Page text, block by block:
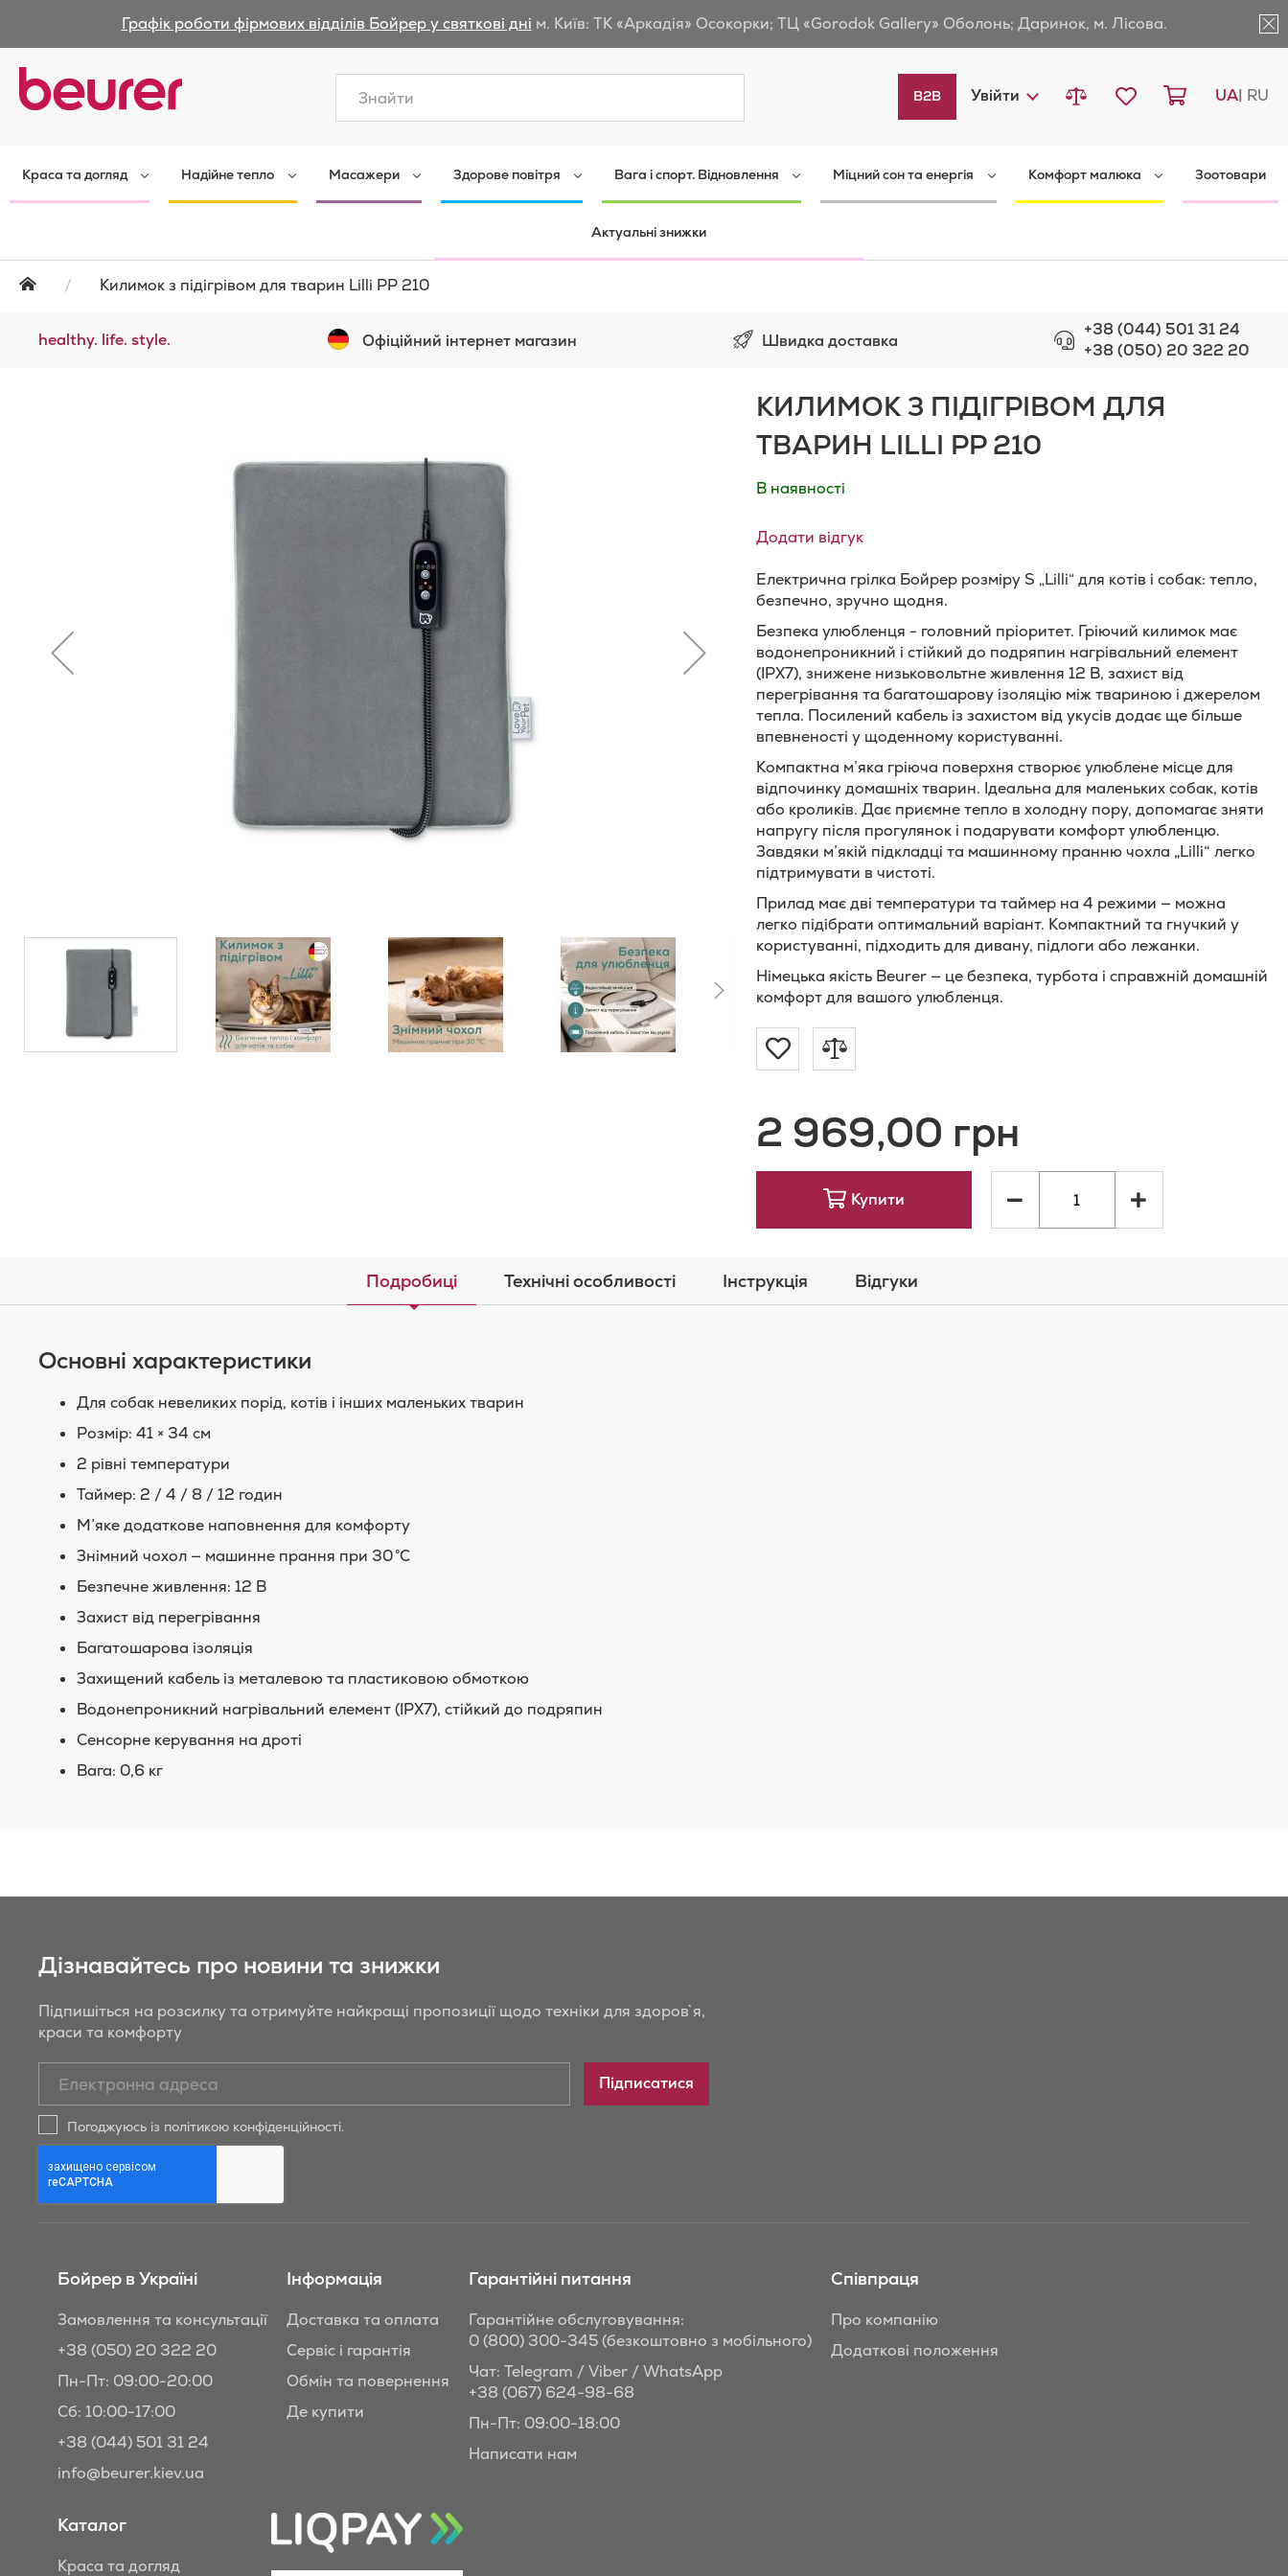
Графік роботи фірмових відділів Бойрер у святкові дні м. Київ: ТК «Аркадія» Осокорки; ТЦ «Gorodok Gallery» Оболонь; Даринок, м. Лісова.
Language
UA RU
Кошик
Мій список бажань
Увійти Порівняти товари
B2B
Пошук
Закрити
Краса та догляд Надійне тепло Масажери Здорове повітря Вага і спорт. Відновлення Міцний сон та енергія Комфорт малюка Зоотовари
Актуальні знижки
Килимок з підігрівом для тварин Lilli PP 210
healthy. life. style. Офіційний інтернет магазин Швидка доставка
+38 (044) 501 31 24
+38 (050) 20 322 20
КИЛИМОК З ПІДІГРІВОМ ДЛЯ
ТВАРИН LILLI PP 210
В наявності
Додати відгук
Електрична грілка Бойрер розміру S „Lilli“ для котів і собак: тепло,
безпечно, зручно щодня.
Безпека улюбленця - головний пріоритет. Гріючий килимок має
водонепроникний і стійкий до подряпин нагрівальний елемент
(IPX7), знижене низьковольтне живлення 12 В, захист від
перегрівання та багатошарову ізоляцію між твариною і джерелом
тепла. Посилений кабель із захистом від укусів додає ще більше
впевненості у щоденному користуванні.
Компактна м’яка гріюча поверхня створює улюблене місце для
відпочинку домашніх тварин. Ідеальна для маленьких собак, котів
або кроликів. Дає приємне тепло в холодну пору, допомагає зняти
напругу після прогулянок і подарувати комфорт улюбленцю.
Завдяки м’якій підкладці та машинному пранню чохла „Lilli“ легко
підтримувати в чистоті.
Прилад має дві температури та таймер на 4 режими — можна
легко підібрати оптимальний варіант. Компактний та гнучкий у
користуванні, підходить для дивану, підлоги або лежанки.
Німецька якість Beurer — це безпека, турбота і справжній домашній
комфорт для вашого улюбленця.
Додати
Списку
Бажань
Додати
порівняння
2 969,00 грн
Купити
Подробиці
Основні характеристики
Для собак невеликих порід, котів і інших маленьких тварин
Розмір: 41 × 34 см
2 рівні температури
Таймер: 2 / 4 / 8 / 12 годин
М’яке додаткове наповнення для комфорту
Знімний чохол — машинне прання при 30 °C
Безпечне живлення: 12 В
Захист від перегрівання
Багатошарова ізоляція
Захищений кабель із металевою та пластиковою обмоткою
Водонепроникний нагрівальний елемент (IPX7), стійкий до подряпин
Сенсорне керування на дроті
Вага: 0,6 кг
Технічні особливості Інструкція Відгуки
Дізнавайтесь про новини та знижки
Підпишіться на розсилку та отримуйте найкращі пропозиції щодо техніки для здоров`я,
краси та комфорту
новини
та
Бойрер:
Підписатися
Погоджуюсь із політикою конфіденційності.
Бойрер в Україні
Замовлення та консультації
+38 (050) 20 322 20
Пн-Пт: 09:00-20:00
Сб: 10:00-17:00
+38 (044) 501 31 24
info@beurer.kiev.ua
Інформація
Доставка та оплата
Сервіс і гарантія
Обмін та повернення
Де купити
Гарантійні питання
Гарантійне обслуговування:
0 (800) 300-345(безкоштовно з мобільного)
Чат: Telegram / Viber / WhatsApp
+38 (067) 624-98-68
Пн-Пт: 09:00-18:00
Написати нам
Співпраця
Про компанію
Додаткові положення
Каталог
Краса та догляд